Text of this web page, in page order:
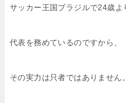
サッカー王国ブラジルで24歳よ
代表を務めているのですから、
その実力は只者ではありません。